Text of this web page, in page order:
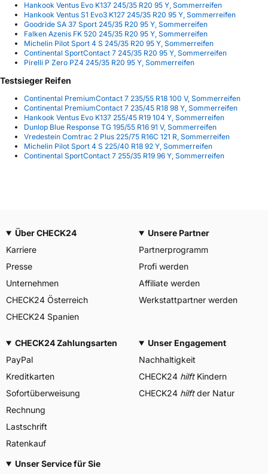
Hankook Ventus Evo K137 245/35 R20 95 Y, Sommerreifen
Hankook Ventus S1 Evo3 K127 245/35 R20 95 Y, Sommerreifen
Goodride SA 37 Sport 245/35 R20 95 Y, Sommerreifen
Falken Azenis FK 520 245/35 R20 95 Y, Sommerreifen
Michelin Pilot Sport 4 S 245/35 R20 95 Y, Sommerreifen
Continental SportContact 7 245/35 R20 95 Y, Sommerreifen
Pirelli P Zero PZ4 245/35 R20 95 Y, Sommerreifen
Testsieger Reifen
Continental PremiumContact 7 235/55 R18 100 V, Sommerreifen
Continental PremiumContact 7 235/45 R18 98 Y, Sommerreifen
Hankook Ventus Evo K137 255/45 R19 104 Y, Sommerreifen
Dunlop Blue Response TG 195/55 R16 91 V, Sommerreifen
Vredestein Comtrac 2 Plus 225/75 R16C 121 R, Sommerreifen
Michelin Pilot Sport 4 S 225/40 R18 92 Y, Sommerreifen
Continental SportContact 7 255/35 R19 96 Y, Sommerreifen
Über CHECK24
Karriere
Presse
Unternehmen
CHECK24 Österreich
CHECK24 Spanien
Unsere Partner
Partnerprogramm
Profi werden
Affiliate werden
Werkstattpartner werden
CHECK24 Zahlungsarten
PayPal
Kreditkarten
Sofortüberweisung
Rechnung
Lastschrift
Ratenkauf
Unser Engagement
Nachhaltigkeit
CHECK24 hilftKindern
CHECK24 hilftder Natur
Unser Service für Sie